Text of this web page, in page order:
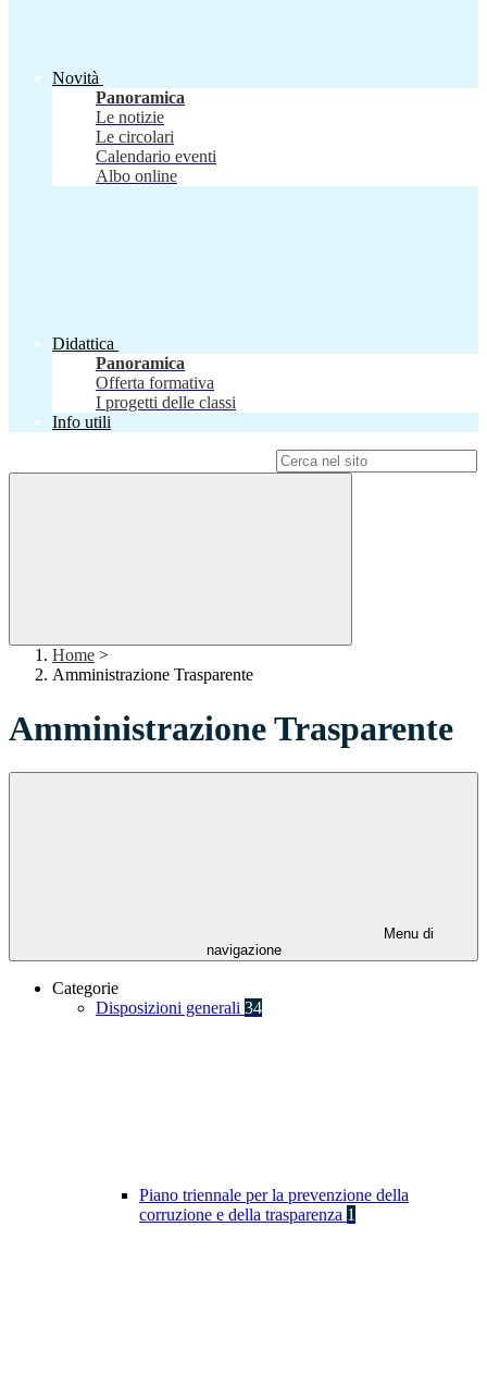
Novità
Panoramica
Le notizie
Le circolari
Calendario eventi
Albo online
Didattica
Panoramica
Offerta formativa
I progetti delle classi
Info utili
Home >
Amministrazione Trasparente
Amministrazione Trasparente
Menu di
navigazione
Categorie
Disposizioni generali 34
Piano triennale per la prevenzione della
corruzione e della trasparenza 1